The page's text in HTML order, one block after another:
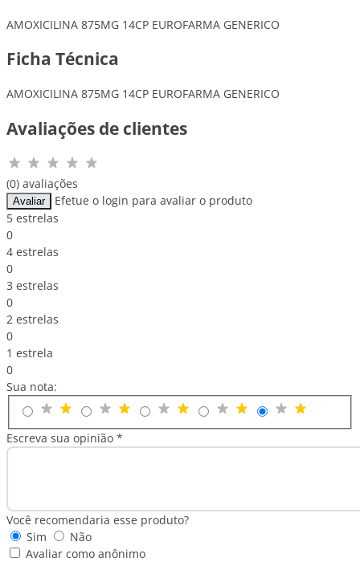
AMOXICILINA 875MG 14CP EUROFARMA GENERICO
Ficha Técnica
AMOXICILINA 875MG 14CP EUROFARMA GENERICO
Avaliações de clientes
(0) avaliações
Avaliar
Efetue o login para avaliar o produto
5 estrelas
0
4 estrelas
0
3 estrelas
0
2 estrelas
0
1 estrela
0
Sua nota:
Escreva sua opinião *
Você recomendaria esse produto?
Sim
Não
Avaliar como anônimo